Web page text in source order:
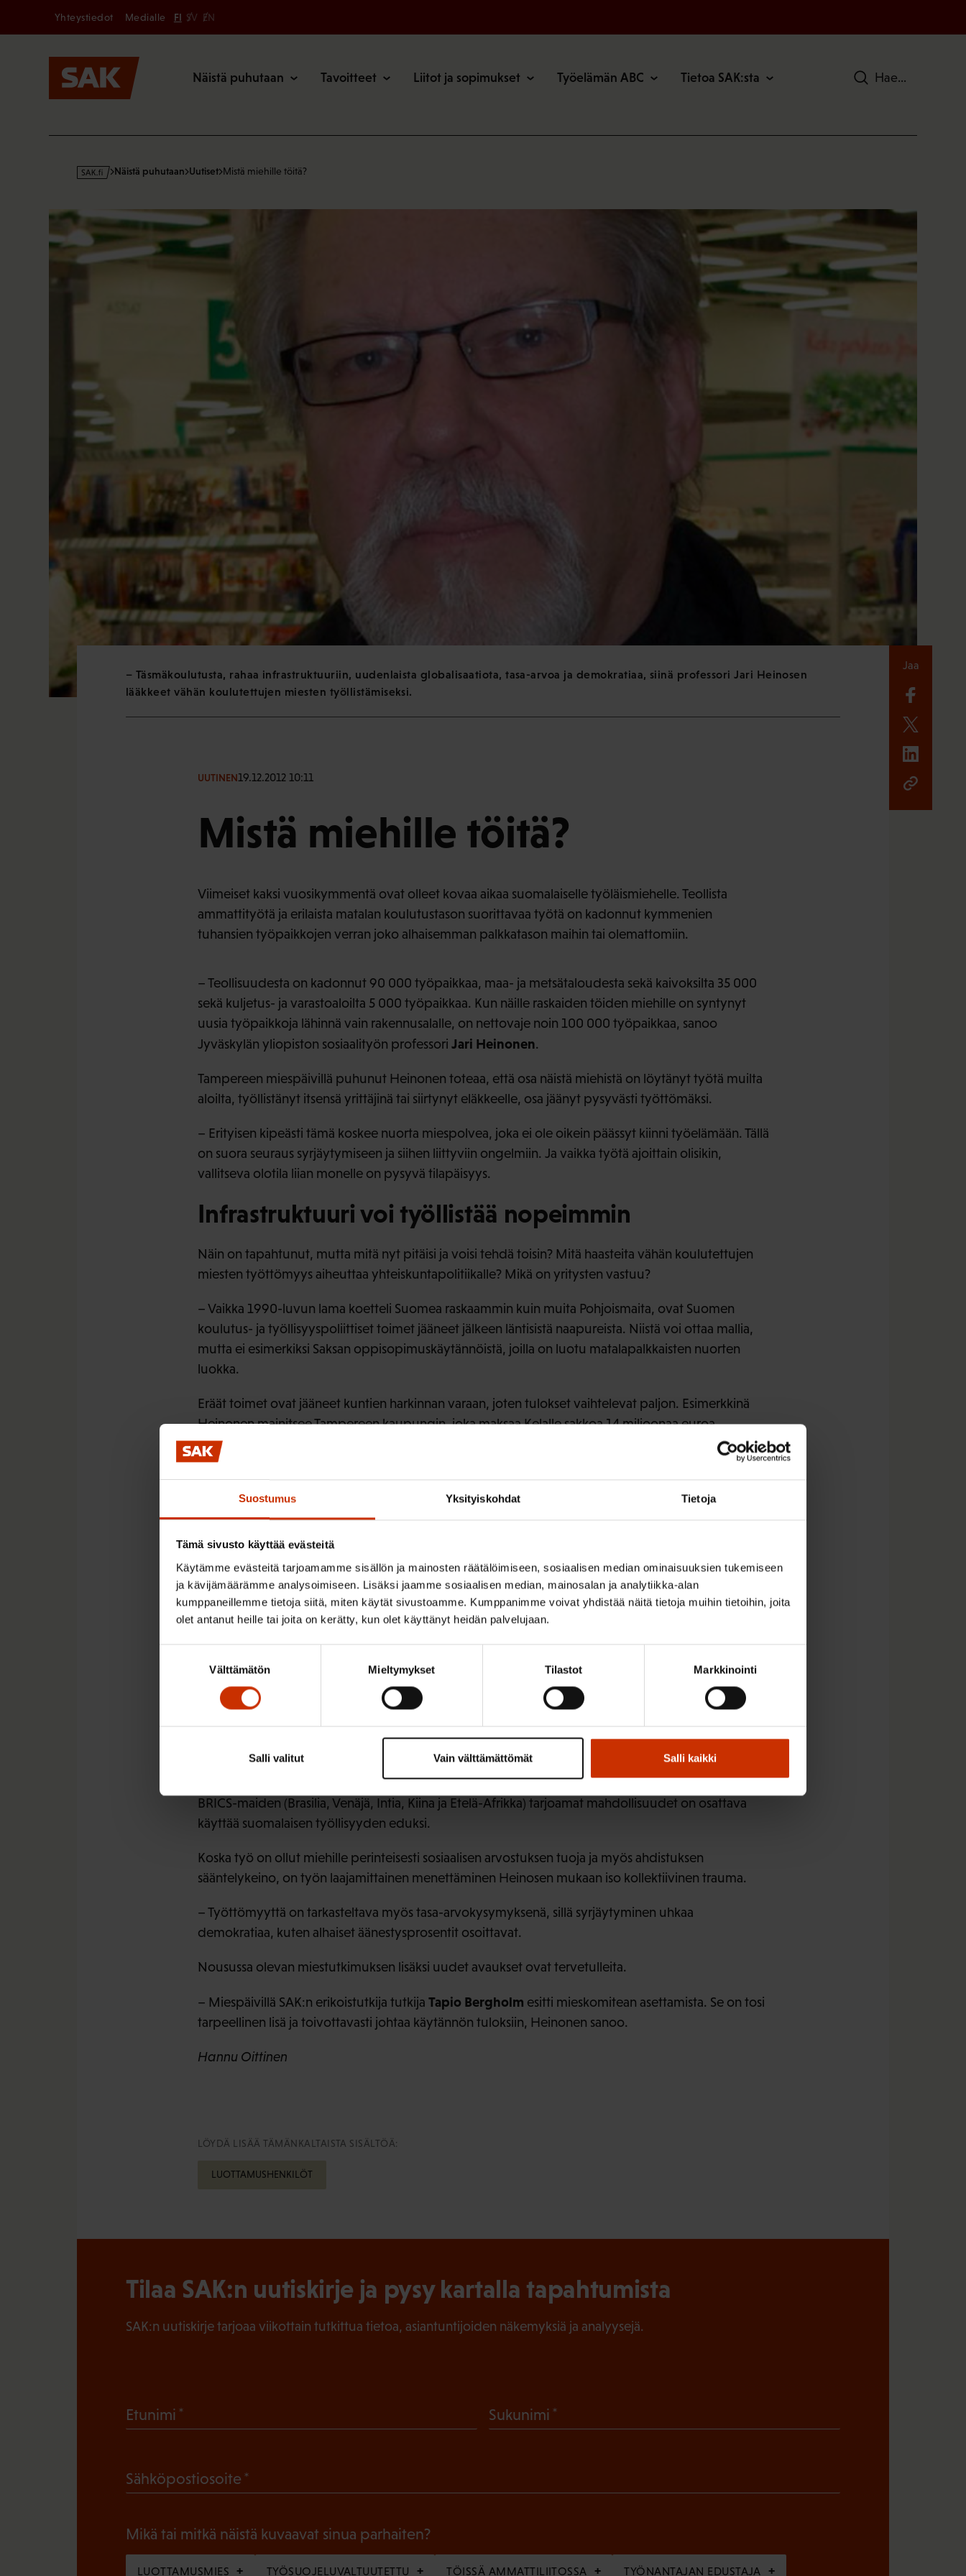
Suostumus Yksityiskohdat Tietoja
Tämä sivusto käyttää evästeitä
Käytämme evästeitä tarjoamamme sisällön ja mainosten räätälöimiseen, sosiaalisen median ominaisuuksien tukemiseen
ja kävijämäärämme analysoimiseen. Lisäksi jaamme sosiaalisen median, mainosalan ja analytiikka-alan
kumppaneillemme tietoja siitä, miten käytät sivustoamme. Kumppanimme voivat yhdistää näitä tietoja muihin tietoihin, joita
olet antanut heille tai joita on kerätty, kun olet käyttänyt heidän palvelujaan.
Välttämätön Mieltymykset Tilastot Markkinointi
Vain välttämättömät
Salli valitut Salli kaikki
Secondary
Yhteystiedot Medialle FI SV EN
Näistä puhutaan Tavoitteet Liitot ja sopimukset Työelämän ABC Tietoa SAK:sta Hae
s
·
f
i
Näistä puhutaan Uutiset Mistä miehille töitä?
– Täsmäkoulutusta, rahaa infrastruktuuriin, uudenlaista globalisaatiota, tasa-arvoa ja demokratiaa, siinä professori Jari Heinosen
lääkkeet vähän koulutettujen miesten työllistämiseksi.
UUTINEN19.12.2012 10:11
Mistä miehille töitä?
Viimeiset kaksi vuosikymmentä ovat olleet kovaa aikaa suomalaiselle työläismiehelle. Teollista
ammattityötä ja erilaista matalan koulutustason suorittavaa työtä on kadonnut kymmenien
tuhansien työpaikkojen verran joko alhaisemman palkkatason maihin tai olemattomiin.
– Teollisuudesta on kadonnut 90 000 työpaikkaa, maa- ja metsätaloudesta sekä kaivoksilta 35 000
sekä kuljetus- ja varastoaloilta 5 000 työpaikkaa. Kun näille raskaiden töiden miehille on syntynyt
uusia työpaikkoja lähinnä vain rakennusalalle, on nettovaje noin 100 000 työpaikkaa, sanoo
Jyväskylän yliopiston sosiaalityön professori Jari Heinonen.
Tampereen miespäivillä puhunut Heinonen toteaa, että osa näistä miehistä on löytänyt työtä muilta
aloilta, työllistänyt itsensä yrittäjinä tai siirtynyt eläkkeelle, osa jäänyt pysyvästi työttömäksi.
– Erityisen kipeästi tämä koskee nuorta miespolvea, joka ei ole oikein päässyt kiinni työelämään. Tällä
on suora seuraus syrjäytymiseen ja siihen liittyviin ongelmiin. Ja vaikka työtä ajoittain olisikin,
vallitseva olotila liian monelle on pysyvä tilapäisyys.
Infrastruktuuri voi työllistää nopeimmin
Näin on tapahtunut, mutta mitä nyt pitäisi ja voisi tehdä toisin? Mitä haasteita vähän koulutettujen
miesten työttömyys aiheuttaa yhteiskuntapolitiikalle? Mikä on yritysten vastuu?
– Vaikka 1990-luvun lama koetteli Suomea raskaammin kuin muita Pohjoismaita, ovat Suomen
koulutus- ja työllisyyspoliittiset toimet jääneet jälkeen läntisistä naapureista. Niistä voi ottaa mallia,
mutta ei esimerkiksi Saksan oppisopimuskäytännöistä, joilla on luotu matalapalkkaisten nuorten
luokka.
Eräät toimet ovat jääneet kuntien harkinnan varaan, joten tulokset vaihtelevat paljon. Esimerkkinä
Heinonen mainitsee Tampereen kaupungin, joka maksaa Kelalle sakkoa 14 miljoonaa euroa
vuodessa siitä, ettei kaupunki käytä valtion rahaa täysimääräisesti työllistämistoimiin.
– Kunnissa on pidettävä huoli siitä, että ensi vuoden alusta voimaan tuleva nuorisotakuu
toteutetaan kattavasti. Se on tilaisuus, jota ei saa hukata. Sen vuoksi ammatillisen koulutuksen
tarjonta on pidettävä vähintään nykytasolla.
Tiemäärärahoista kiistelyn sijaan Heinonen antaisi rahaa suoraan rapistuvan infrastruktuurin
kohentamiseen.
– Tie-, rata- vesijohto- ja viemäriverkoston kunnostaminen on kiireellinen tehtävä, jolla on myös
ympäristötuhoja estävä vaikutus. Tuskin millään muulla alalla pystytään luomaan niin paljon ja niin
nopeasti matalan kynnyksen miestyöpaikkoja kuin infrastruktuurin parissa.
Kohti uusia suuntia globalisaatiossa
Kun globalisaatio on tähän saakka merkinnyt lähinnä työn pakenemista halpatyön maihin, on nyt
– Globalisaatiota ei voi peruuttaa, mutta on nähtävä Eurooppaa kauemmas. Nousevien talouksien
BRICS-maiden (Brasilia, Venäjä, Intia, Kiina ja Etelä-Afrikka) tarjoamat mahdollisuudet on osattava
käyttää suomalaisen työllisyyden eduksi.
Koska työ on ollut miehille perinteisesti sosiaalisen arvostuksen tuoja ja myös ahdistuksen
sääntelykeino, on työn laajamittainen menettäminen Heinosen mukaan iso kollektiivinen trauma.
– Työttömyyttä on tarkasteltava myös tasa-arvokysymyksenä, sillä syrjäytyminen uhkaa
demokratiaa, kuten alhaiset äänestysprosentit osoittavat.
Nousussa olevan miestutkimuksen lisäksi uudet avaukset ovat tervetulleita.
– Miespäivillä SAK:n erikoistutkija tutkija Tapio Bergholm esitti mieskomitean asettamista. Se on tosi
tarpeellinen lisä ja toivottavasti johtaa käytännön tuloksiin, Heinonen sanoo.
Hannu Oittinen
LÖYDÄ LISÄÄ TÄMÄNKALTAISTA SISÄLTÖÄ:
LUOTTAMUSHENKILÖT
Tilaa SAK:n uutiskirje ja pysy kartalla tapahtumista
SAK:n uutiskirje tarjoaa viikottain tutkittua tietoa, asiantuntijoiden näkemyksiä ja analyysejä.
Etunimi
k
l
l
Sukunimi
l
Sähköpostiosoite
a
Mikä tai mitkä näistä kuvaavat sinua parhaiten?
LUOTTAMUSMIES TYÖSUOJELUVALTUUTETTU TÖISSÄ AMMATTILIITOSSA TYÖNANTAJAN EDUSTAJA
Jaa